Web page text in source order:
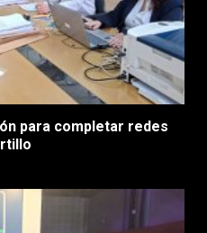
para completar redes